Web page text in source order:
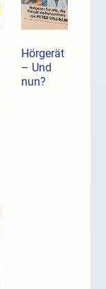
Hörgerät
– Und
nun?